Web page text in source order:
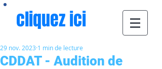
cliquez ici
CDDAT - Audition de
29 nov. 2023 1 min de lecture